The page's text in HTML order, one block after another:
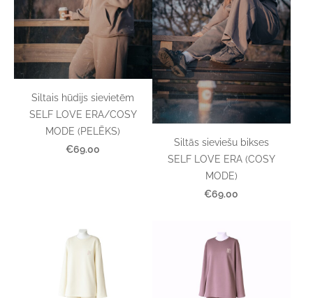
Siltais hūdijs sievietēm
SELF LOVE ERA/COSY
MODE (PELĒKS)
€69.00
Siltās sieviešu bikses
SELF LOVE ERA (COSY
MODE)
€69.00